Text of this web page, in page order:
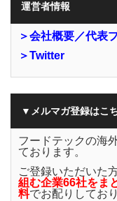
運営者情報
＞会社概要／代表
＞Twitter
▼メルマガ登録はこ
フードテックの海
ております。
ご登録いただいた
組む企業66社をま
料でお配りしてお